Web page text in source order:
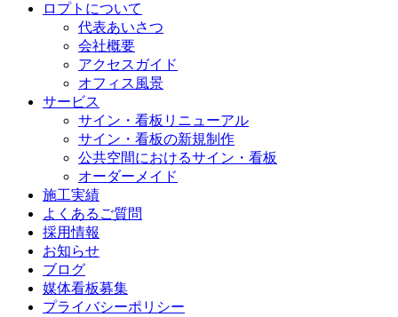
ロプトについて
代表あいさつ
会社概要
アクセスガイド
オフィス風景
サービス
サイン・看板リニューアル
サイン・看板の新規制作
公共空間におけるサイン・看板
オーダーメイド
施工実績
よくあるご質問
採用情報
お知らせ
ブログ
媒体看板募集
プライバシーポリシー